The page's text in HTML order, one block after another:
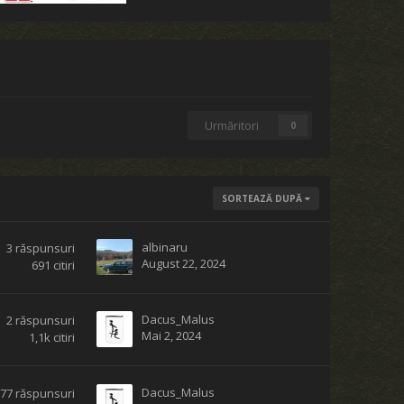
Urmăritori 0
SORTEAZĂ DUPĂ
3 răspunsuri
691 citiri
albinaru
August 22, 2024
2 răspunsuri
1,1k citiri
Dacus_Malus
Mai 2, 2024
răspunsuri
Dacus_Malus